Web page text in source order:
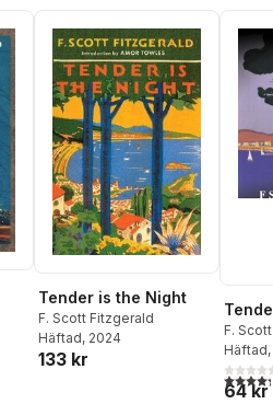
Tender is the Night
F. Scott Fitzgerald
Häftad, 2024
133 kr
F.
Häftad
4,3utav
64 kr